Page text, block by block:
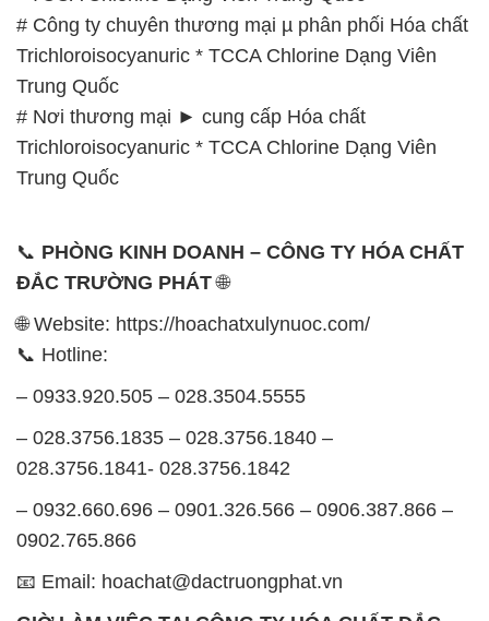
Trichloroisocyanuric * TCCA Chlorine Dạng Viên
Trung Quốc
📞PHÒNG KINH DOANH – CÔNG TY HÓA CHẤT
ĐẮC TRƯỜNG PHÁT🌐
🌐 Website: https://hoachatxulynuoc.com/
– 0933.920.505 – 028.3504.5555
028.3756.1841- 028.3756.1842
0902.765.866
📧 Email: hoachat@dactruongphat.vn
TRƯỜNG PHÁT
được tổ chức như sau: